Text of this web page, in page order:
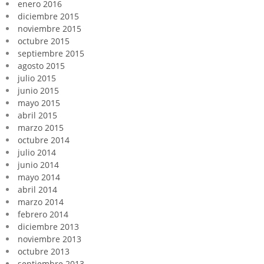
enero 2016
diciembre 2015
noviembre 2015
octubre 2015
septiembre 2015
agosto 2015
julio 2015
junio 2015
mayo 2015
abril 2015
marzo 2015
octubre 2014
julio 2014
junio 2014
mayo 2014
abril 2014
marzo 2014
febrero 2014
diciembre 2013
noviembre 2013
octubre 2013